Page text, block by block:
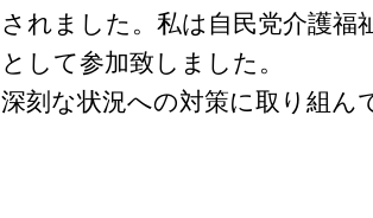
されました。私は自民党介護福
として参加致しました。
深刻な状況への対策に取り組ん